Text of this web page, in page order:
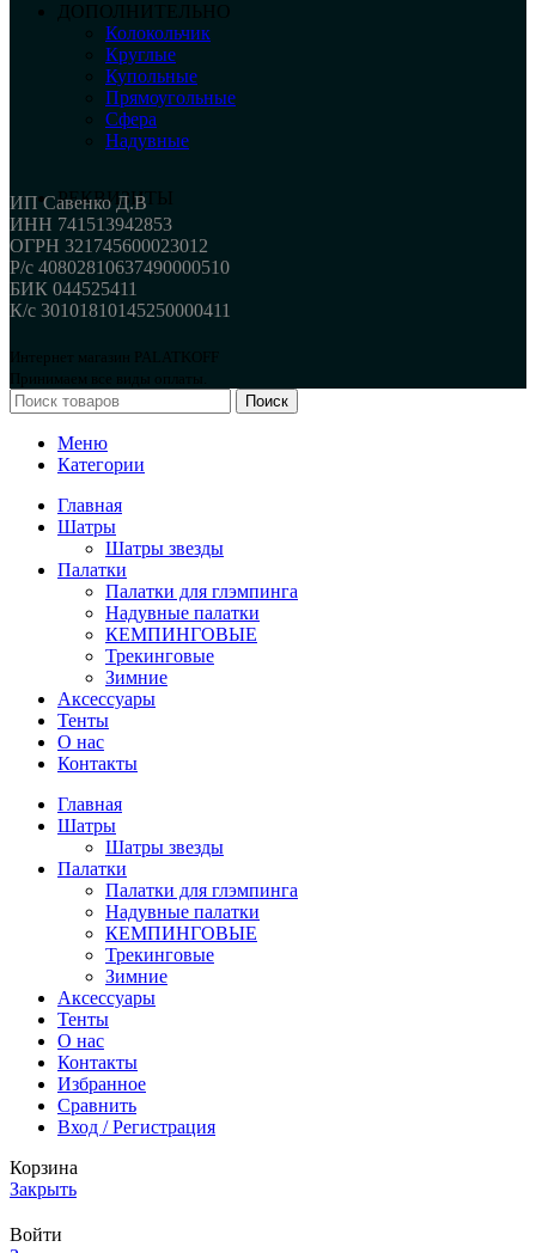
ДОПОЛНИТЕЛЬНО
Колокольчик
Круглые
Купольные
Прямоугольные
Сфера
Надувные
РЕКВИЗИТЫ
ИП Савенко Д.В
ИНН 741513942853
ОГРН 321745600023012
Р/с 40802810637490000510
БИК 044525411
К/с 30101810145250000411
Интернет магазин PALATKOFF
Принимаем все виды оплаты.
Поиск
Меню
Категории
Главная
Шатры
Шатры звезды
Палатки
Палатки для глэмпинга
Надувные палатки
КЕМПИНГОВЫЕ
Трекинговые
Зимние
Аксессуары
Тенты
О нас
Контакты
Главная
Шатры
Шатры звезды
Палатки
Палатки для глэмпинга
Надувные палатки
КЕМПИНГОВЫЕ
Трекинговые
Зимние
Аксессуары
Тенты
О нас
Контакты
Избранное
Сравнить
Вход / Регистрация
Корзина
Закрыть
Войти